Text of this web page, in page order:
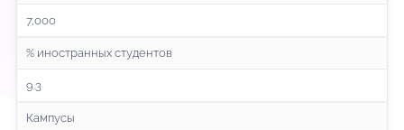
7,000
% иностранных студентов
9.3
Кампусы